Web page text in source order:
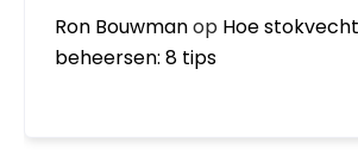
Ron Bouwmanop Hoe
beheersen: 8 tips